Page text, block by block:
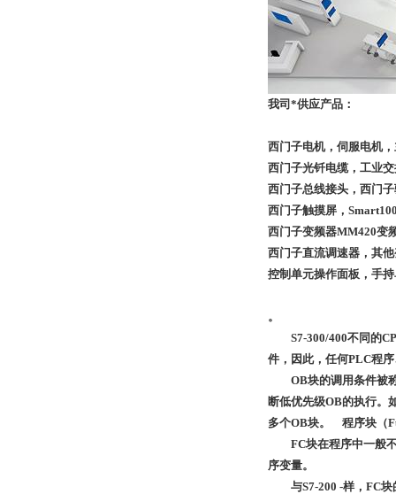
我司*供应产品：
西门子电机，伺服电机
西门子光钎电缆，工业
西门子总线接头，西门
西门子触摸屏，
西门子变频器MM420变
西门子直流调速器，其
控制单元操作面板，手
。
S7-300/400不同的
件，因此，任何PLC程
OB块的调用条件被称
断低优先级OB的执行。
多个OB块。 程序块（
FC块在程序中一般不
序变量。
与S7-200 -样，FC块